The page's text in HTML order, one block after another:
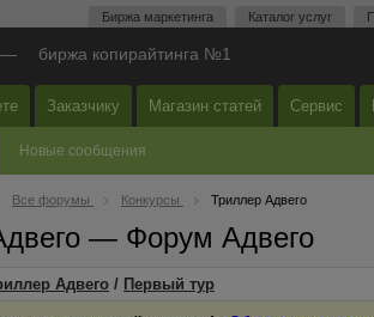
Биржа маркетинга Каталог услуг
— биржа копирайтинга №1
Заказчику Магазин статей Сервис
Новые сообщения
Все форумы Конкурсы Триллер Адвего
— Форум Адвего
Адвего / Первый тур